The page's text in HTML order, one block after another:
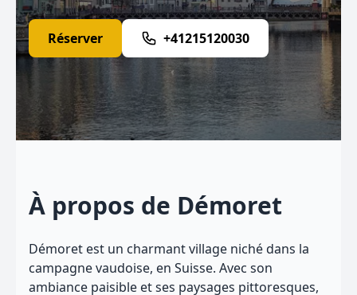
Réserver +41215120030
À propos de Démoret
Démoret est un charmant village niché dans la
campagne vaudoise, en Suisse. Avec son
ambiance paisible et ses paysages pittoresques,